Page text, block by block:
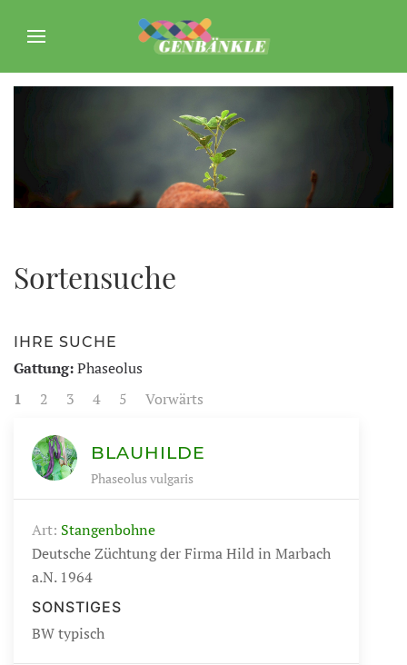
Sortensuche
IHRE SUCHE
Gattung:Phaseolus
1
2 3 4 5 Vorwärts
BLAUHILDE
Phaseolus vulgaris
Art: Stangenbohne
Deutsche Züchtung der Firma Hild in Marbach
a.N. 1964
SONSTIGES
BW typisch